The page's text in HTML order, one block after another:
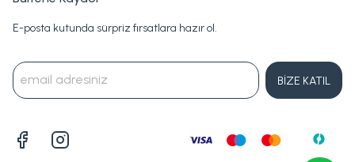
E-posta kutunda sürpriz fırsatlara hazır ol.
BİZE KATIL